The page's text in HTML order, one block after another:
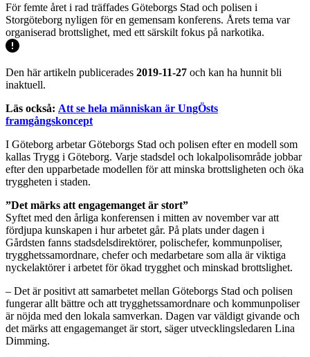
För femte året i rad träffades Göteborgs Stad och polisen i
Storgöteborg nyligen för en gemensam konferens. Årets tema var
organiserad brottslighet, med ett särskilt fokus på narkotika.
Den här artikeln publicerades 2019-11-27 och kan ha hunnit bli
inaktuell.
Läs också: Att se hela människan är UngÖsts
framgångskoncept
I Göteborg arbetar Göteborgs Stad och polisen efter en modell som
kallas Trygg i Göteborg. Varje stadsdel och lokalpolisområde jobbar
efter den upparbetade modellen för att minska brottsligheten och öka
tryggheten i staden.
”Det märks att engagemanget är stort”
Syftet med den årliga konferensen i mitten av november var att
fördjupa kunskapen i hur arbetet går. På plats under dagen i
Gårdsten fanns stadsdelsdirektörer, polischefer, kommunpoliser,
trygghetssamordnare, chefer och medarbetare som alla är viktiga
nyckelaktörer i arbetet för ökad trygghet och minskad brottslighet.
– Det är positivt att samarbetet mellan Göteborgs Stad och polisen
fungerar allt bättre och att trygghetssamordnare och kommunpoliser
är nöjda med den lokala samverkan. Dagen var väldigt givande och
det märks att engagemanget är stort, säger utvecklingsledaren Lina
Dimming.